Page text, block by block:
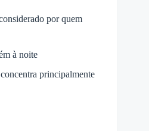
por quem
à noite
principalmente